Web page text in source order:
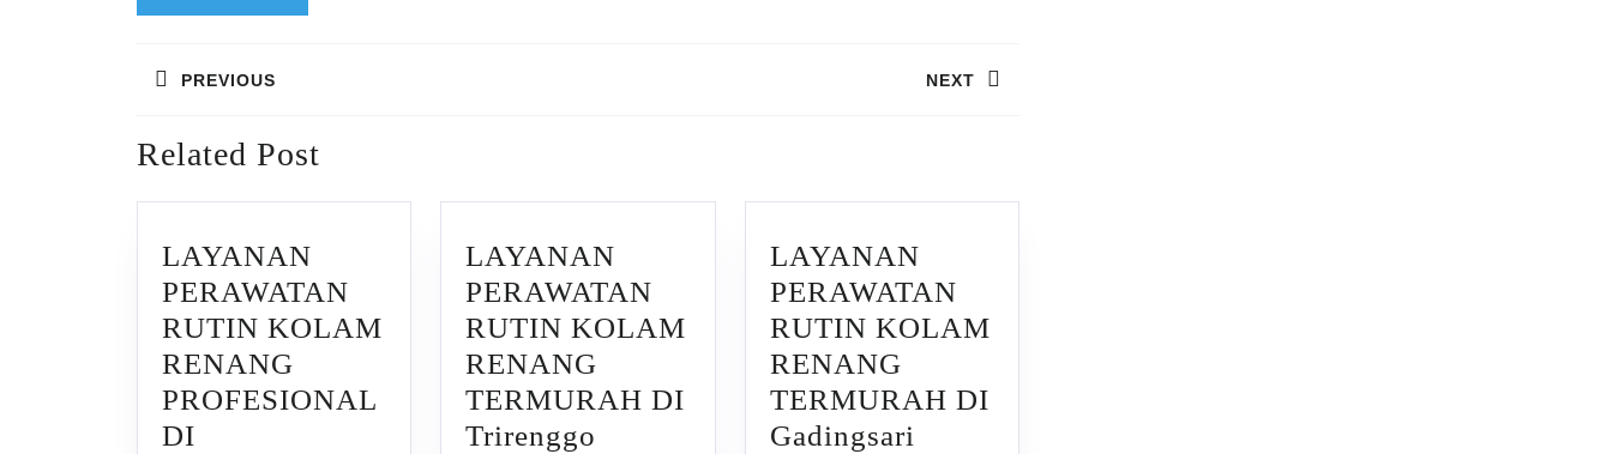
PREVIOUS
post:
NEXT
Related Post
LAYANAN
PERAWATAN
RUTIN KOLAM
RENANG
PROFESIONAL
DI
LAYANAN
PERAWATAN
RUTIN KOLAM
RENANG
TERMURAH DI
Trirenggo
LAYANAN
PERAWATAN
RUTIN KOLAM
RENANG
TERMURAH DI
Gadingsari